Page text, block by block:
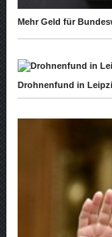
Mehr Geld für
Drohnenfund in